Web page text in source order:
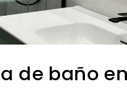
de baño